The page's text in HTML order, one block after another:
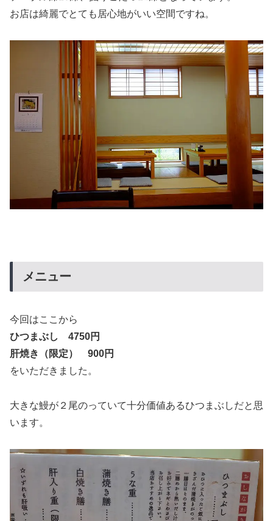
お店は綺麗でとても居心地がいい空間ですね。
メニュー
今回はここから
ひつまぶし 4750円
肝焼き（限定） 900円
をいただきました。
大きな鰻が２尾のっていて十分価値あるひつまぶしだと思
います。